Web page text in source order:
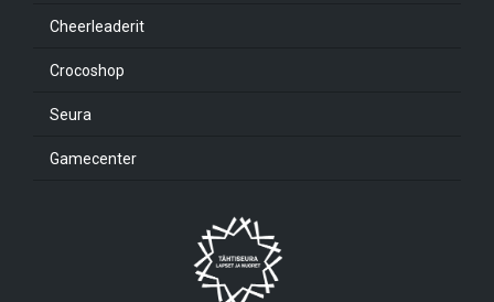
Cheerleaderit
Crocoshop
Seura
Gamecenter